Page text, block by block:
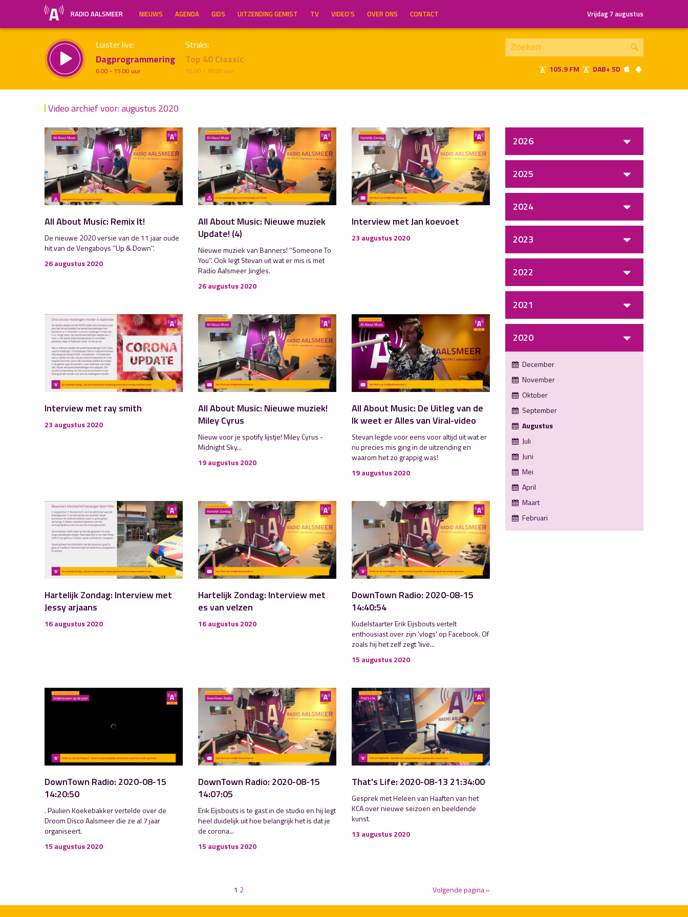
RADIO AALSMEER NIEUWS AGENDA GIDS UITZENDING GEMIST TV VIDEO’S OVER ONS CONTACT Vrijdag 7 augustus
Luister live:
Dagprogrammering
6.00 - 15.00 uur
Straks:
Top 40 Classic
15.00 - 18.00 uur 105.9 FM DAB+ 5D
Inklappen
Video archief voor: augustus 2020
All About Music: Remix It!
De nieuwe 2020 versie van de 11 jaar oude
hit van de Vengaboys ''Up & Down''.
26 augustus 2020
All About Music: Nieuwe muziek
Update! (4)
Nieuwe muziek van Banners! ''Someone To
You''. Ook legt Stevan uit wat er mis is met
Radio Aalsmeer Jingles.
26 augustus 2020
Interview met Jan koevoet
23 augustus 2020
Interview met ray smith
23 augustus 2020
All About Music: Nieuwe muziek!
Miley Cyrus
Nieuw voor je spotify lijstje! Miley Cyrus -
Midnight Sky...
19 augustus 2020
All About Music: De Uitleg van de
Ik weet er Alles van Viral-video
Stevan legde voor eens voor altijd uit wat er
nu precies mis ging in de uitzending en
waarom het zo grappig was!
19 augustus 2020
Hartelijk Zondag: Interview met
Jessy arjaans
16 augustus 2020
Hartelijk Zondag: Interview met
es van velzen
16 augustus 2020
DownTown Radio: 2020-08-15
14:40:54
Kudelstaarter Erik Eijsbouts vertelt
enthousiast over zijn 'vlogs' op Facebook. Of
zoals hij het zelf zegt 'live...
15 augustus 2020
DownTown Radio: 2020-08-15
14:20:50
. Paulien Koekebakker vertelde over de
Droom Disco Aalsmeer die ze al 7 jaar
organiseert.
15 augustus 2020
DownTown Radio: 2020-08-15
14:07:05
Erik Eijsbouts is te gast in de studio en hij legt
heel duidelijk uit hoe belangrijk het is dat je
de corona...
15 augustus 2020
That's Life: 2020-08-13 21:34:00
Gesprek met Heleen van Haaften van het
KCA over nieuwe seizoen en beeldende
kunst.
13 augustus 2020
1 2 Volgende pagina »
2026
2025
2024
2023
2022
2021
2020
December
November
Oktober
September
Augustus
Juli
Juni
Mei
April
Maart
Februari